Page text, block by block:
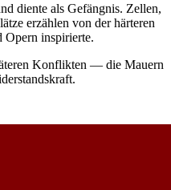
diente als Gefängnis. Zellen,
erzählen von der härteren
Opern inspirierte.
Konflikten — die Mauern